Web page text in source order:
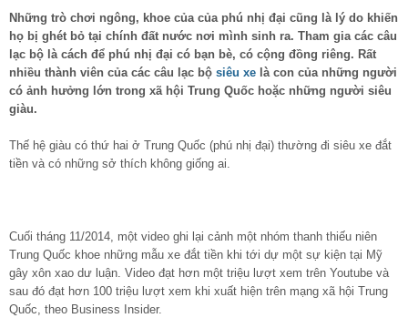
Những trò chơi ngông, khoe của của phú nhị đại cũng là lý do khiến
họ bị ghét bỏ tại chính đất nước nơi mình sinh ra. Tham gia các câu
lạc bộ là cách để phú nhị đại có bạn bè, có cộng đồng riêng. Rất
nhiều thành viên của các câu lạc bộ siêu xe là con của những người
có ảnh hưởng lớn trong xã hội Trung Quốc hoặc những người siêu
giàu.
Thế hệ giàu có thứ hai ở Trung Quốc (phú nhị đại) thường đi siêu xe đắt
tiền và có những sở thích không giống ai.
Cuối tháng 11/2014, một video ghi lại cảnh một nhóm thanh thiếu niên
Trung Quốc khoe những mẫu xe đắt tiền khi tới dự một sự kiện tại Mỹ
gây xôn xao dư luận. Video đạt hơn một triệu lượt xem trên Youtube và
sau đó đạt hơn 100 triệu lượt xem khi xuất hiện trên mạng xã hội Trung
Quốc, theo Business Insider.